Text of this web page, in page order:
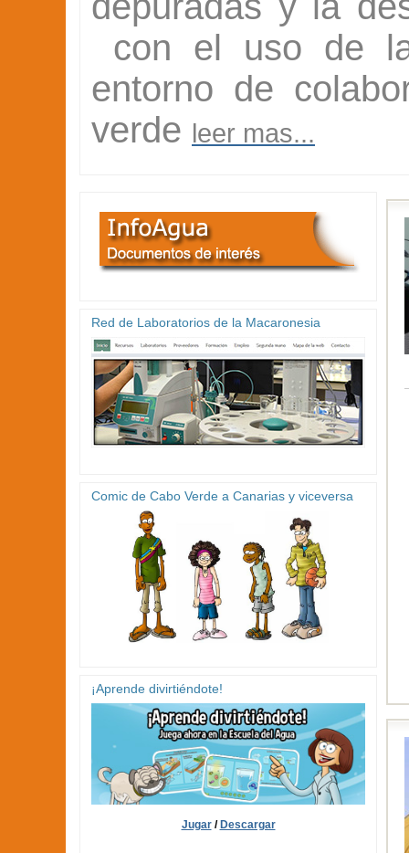
con el uso de
entorno de
verde leer mas...
Red de Laboratorios de la Macaronesia
Comic de Cabo Verde a Canarias y viceversa
¡Aprende divirtiéndote!
Jugar/ Descargar